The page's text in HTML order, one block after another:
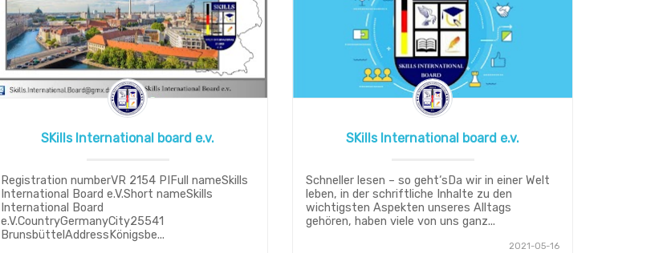
SKills International board e.v.
Registration numberVR 2154 PIFull nameSkills
International Board e.V.Short nameSkills
International Board
e.V.CountryGermanyCity25541
BrunsbüttelAddressKönigsbe...
SKills International board e.v.
Schneller lesen – so geht‘sDa wir in einer Welt
leben, in der schriftliche Inhalte zu den
wichtigsten Aspekten unseres Alltags
gehören, haben viele von uns ganz...
2021-05-16